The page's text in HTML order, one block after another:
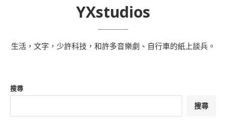
YXstudios
生活，文字，少許科技，和許多音樂劇、自行車的紙上談兵。
搜尋
搜尋